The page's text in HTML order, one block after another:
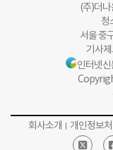
(주)더
청
서울 중
기사
인터넷
회사소개 개인정보